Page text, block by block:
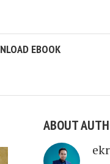
EBOOK
ABOUT